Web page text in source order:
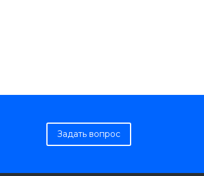
Задать вопрос